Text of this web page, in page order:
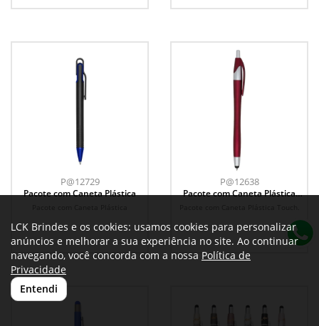
P@12729
Pacote com Caneta Plástica
P@12638
Pacote com Caneta Plástica
LCK Brindes e os cookies: usamos cookies para personalizar
anúncios e melhorar a sua experiência no site. Ao continuar
navegando, você concorda com a nossa Política de
Privacidade
Entendi